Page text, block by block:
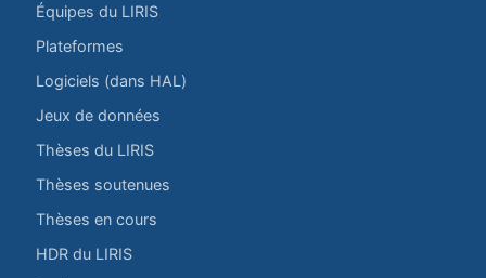
Équipes du LIRIS
Plateformes
Logiciels (dans HAL)
Jeux de données
Thèses du LIRIS
Thèses soutenues
Thèses en cours
HDR du LIRIS